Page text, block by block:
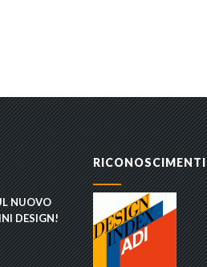
NUOVO
DESIGN!
RICONOSCIMENTI